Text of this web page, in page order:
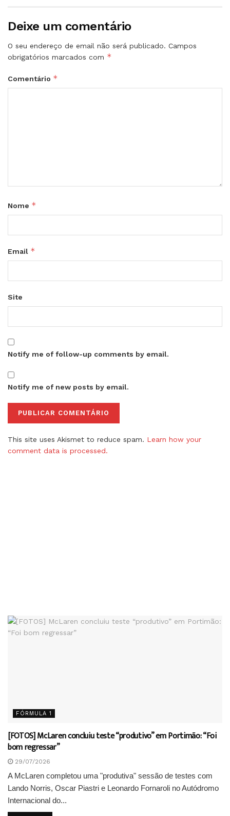
Deixe um comentário
O seu endereço de email não será publicado. Campos
obrigatórios marcados com *
Comentário *
Nome *
Email *
Site
Notify me of follow-up comments by email.
Notify me of new posts by email.
This site uses Akismet to reduce spam. Learn how your
comment data is processed.
FÓRMULA 1
[FOTOS] McLaren concluiu teste “produtivo” em Portimão: “Foi
bom regressar”
29/07/2026
A McLaren completou uma "produtiva" sessão de testes com
Lando Norris, Oscar Piastri e Leonardo Fornaroli no Autódromo
Internacional do...